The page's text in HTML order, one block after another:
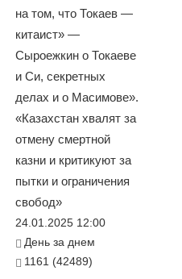
на том, что Токаев —
китаист» —
Сыроежкин о Токаеве
и Си, секретных
делах и о Масимове».
«Казахстан хвалят за
отмену смертной
казни и критикуют за
пытки и ограничения
свобод»
24.01.2025 12:00
День за днем
1161 (42489)